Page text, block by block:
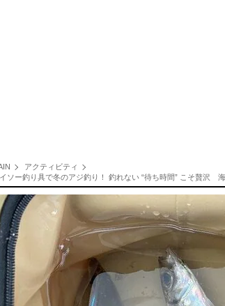
アクティビティ
イソー釣り具で冬のアジ釣り！ 釣れない “待ち時間” こそ贅沢